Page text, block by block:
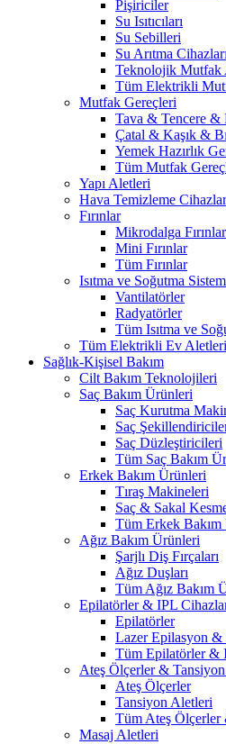
Pişiriciler
Su Isıtıcıları
Su Sebilleri
Su Arıtma Cihazları
Teknolojik Mutfak
Tüm Elektrikli
Mutfak Gereçleri
Tava & Tencere &
Çatal & Kaşık &
Yemek Hazırlık
Tüm Mutfak
Yapı Aletleri
Hava Temizleme
Fırınlar
Mikrodalga Fırınlar
Mini Fırınlar
Tüm Fırınlar
Isıtma ve Soğutma
Vantilatörler
Radyatörler
Tüm Isıtma ve
Tüm Elektrikli Ev Aletleri
Sağlık-Kişisel Bakım
Cilt Bakım Teknolojileri
Saç Bakım Ürünleri
Saç Kurutma
Saç
Saç Düzleştiricileri
Tüm Saç Bakım
Erkek Bakım Ürünleri
Tıraş Makineleri
Saç & Sakal
Tüm Erkek Bakım
Ağız Bakım Ürünleri
Şarjlı Diş Fırçaları
Ağız Duşları
Tüm Ağız Bakım
Epilatörler & IPL
Epilatörler
Lazer Epilasyon &
Tüm Epilatörler &
Ateş Ölçerler &
Ateş Ölçerler
Tansiyon Aletleri
Tüm Ateş
Masaj Aletleri